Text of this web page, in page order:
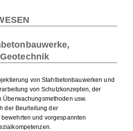
von Stahlbetonbauwerken und
von Schutzkonzepten, der
Überwachungsmethoden usw.
der Beurteilung der
und vorgespannten